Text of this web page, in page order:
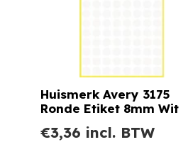
Huismerk Avery 3175
Ronde Etiket 8mm Wit
€3,36 incl. BTW